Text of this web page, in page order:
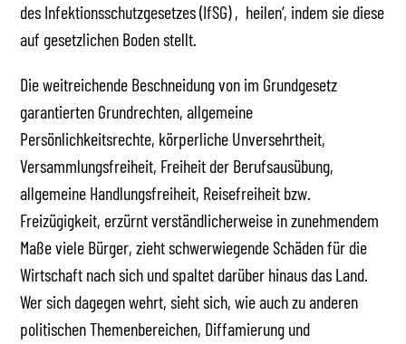
des Infektionsschutzgesetzes (IfSG) ‚heilen‘, indem sie diese
auf gesetzlichen Boden stellt.
Die weitreichende Beschneidung von im Grundgesetz
garantierten Grundrechten, allgemeine
Persönlichkeitsrechte, körperliche Unversehrtheit,
Versammlungsfreiheit, Freiheit der Berufsausübung,
allgemeine Handlungsfreiheit, Reisefreiheit bzw.
Freizügigkeit, erzürnt verständlicherweise in zunehmendem
Maße viele Bürger, zieht schwerwiegende Schäden für die
Wirtschaft nach sich und spaltet darüber hinaus das Land.
Wer sich dagegen wehrt, sieht sich, wie auch zu anderen
politischen Themenbereichen, Diffamierung und